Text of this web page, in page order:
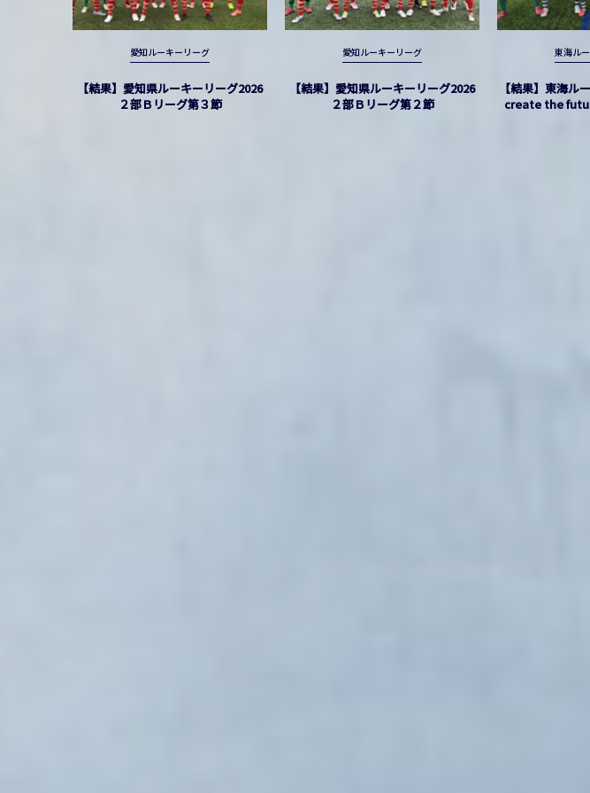
愛知ルーキーリーグ
【結果】愛知県ルーキーリーグ2026
２部Ｂリーグ第３節
愛知ルーキーリーグ
【結果】愛知県ルーキーリーグ2026
２部Ｂリーグ第２節
東海ル
【結果】東海ル
create the